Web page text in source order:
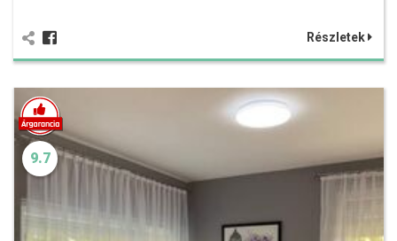
Részletek
9.7